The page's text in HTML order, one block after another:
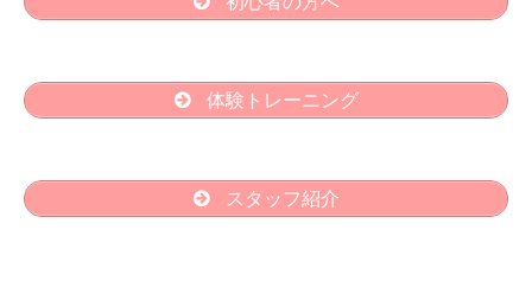
体験トレーニング
スタッフ紹介